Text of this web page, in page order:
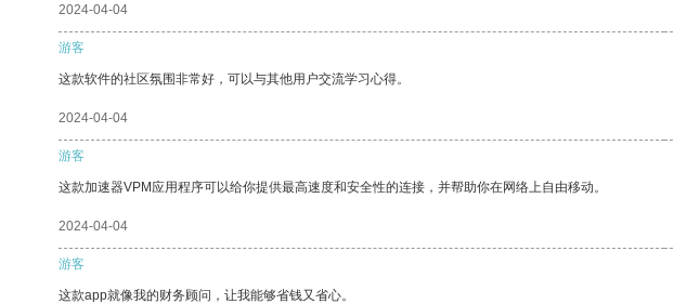
2024-04-04
游客
这款软件的社区氛围非常好，可以与其他用户交流学习心得。
2024-04-04
游客
这款加速器VPM应用程序可以给你提供最高速度和安全性的连接，并帮助你在网络上自由移动。
2024-04-04
游客
这款app就像我的财务顾问，让我能够省钱又省心。